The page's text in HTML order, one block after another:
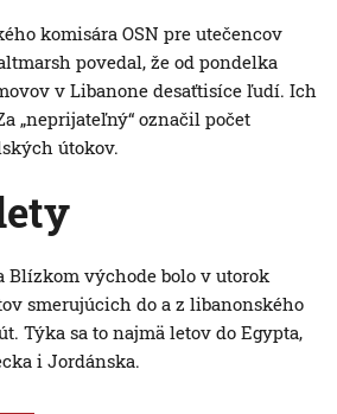
komisára OSN pre utečencov
povedal, že od pondelka
v Libanone desaťtisíce ľudí. Ich
„neprijateľný“ označil počet
útokov.
Blízkom východe bolo v utorok
smerujúcich do a z libanonského
Týka sa to najmä letov do Egypta,
i Jordánska.